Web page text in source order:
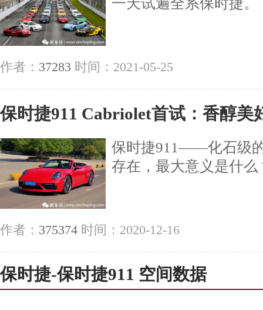
一天试遍全系保时捷。
作者： 37283 时间：2021-05-25
保时捷911 Cabriolet首试：香醇美
保时捷911——化石级
存在，最大意义是什么
作者： 375374 时间：2020-12-16
保时捷-保时捷911 空间数据